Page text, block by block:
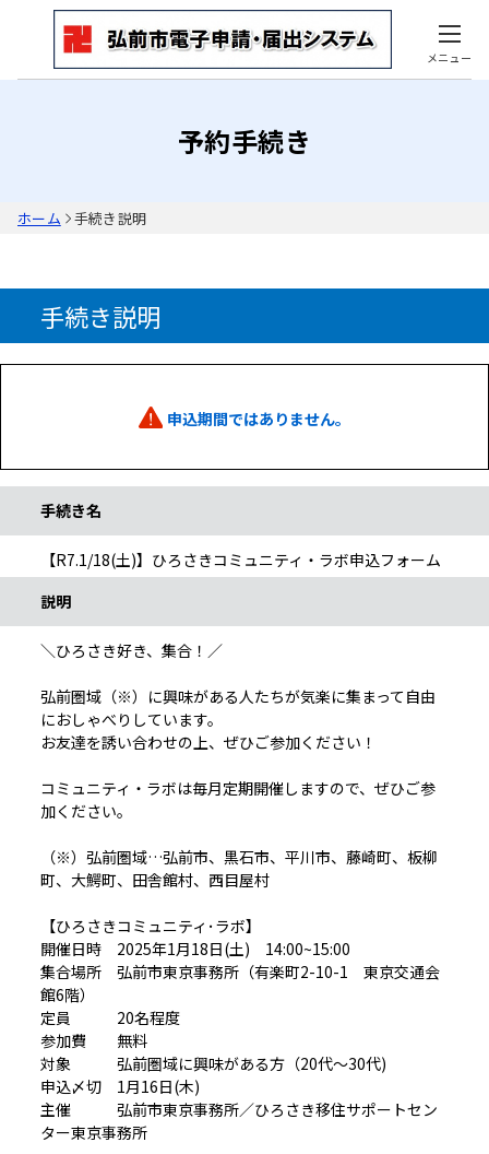
メニュー
予約手続き
ホーム 手続き説明
手続き説明
申込期間ではありません。
手続き名
【R7.1/18(土)】ひろさきコミュニティ・ラボ申込フォーム
説明
＼ひろさき好き、集合！／
弘前圏域（※）に興味がある人たちが気楽に集まって自由
におしゃべりしています。
お友達を誘い合わせの上、ぜひご参加ください！
コミュニティ・ラボは毎月定期開催しますので、ぜひご参
加ください。
（※）弘前圏域…弘前市、黒石市、平川市、藤崎町、板柳
町、大鰐町、田舎館村、西目屋村
【ひろさきコミュニティ･ラボ】
開催日時 2025年1月18日(土) 14:00~15:00
集合場所 弘前市東京事務所（有楽町2-10-1 東京交通会
館6階）
定員 20名程度
参加費 無料
対象 弘前圏域に興味がある方（20代〜30代)
申込〆切 1月16日(木)
主催 弘前市東京事務所／ひろさき移住サポートセン
ター東京事務所